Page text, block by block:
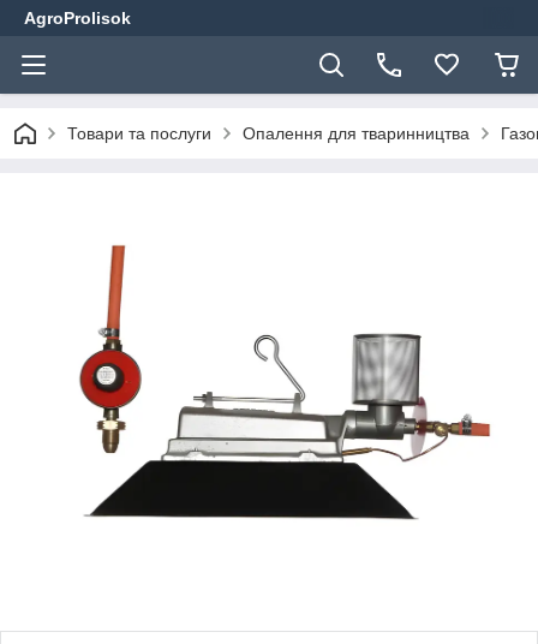
AgroProlisok
Товари та послуги Опалення для тваринництва